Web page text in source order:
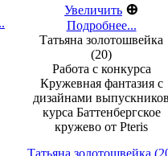
Увеличить ⊕
Подробнее...
Татьяна золотошвейка
(20)
Работа с конкурса
Кружевная фантазия с
дизайнами выпускников
курса Баттенбергское
кружево от Pteris